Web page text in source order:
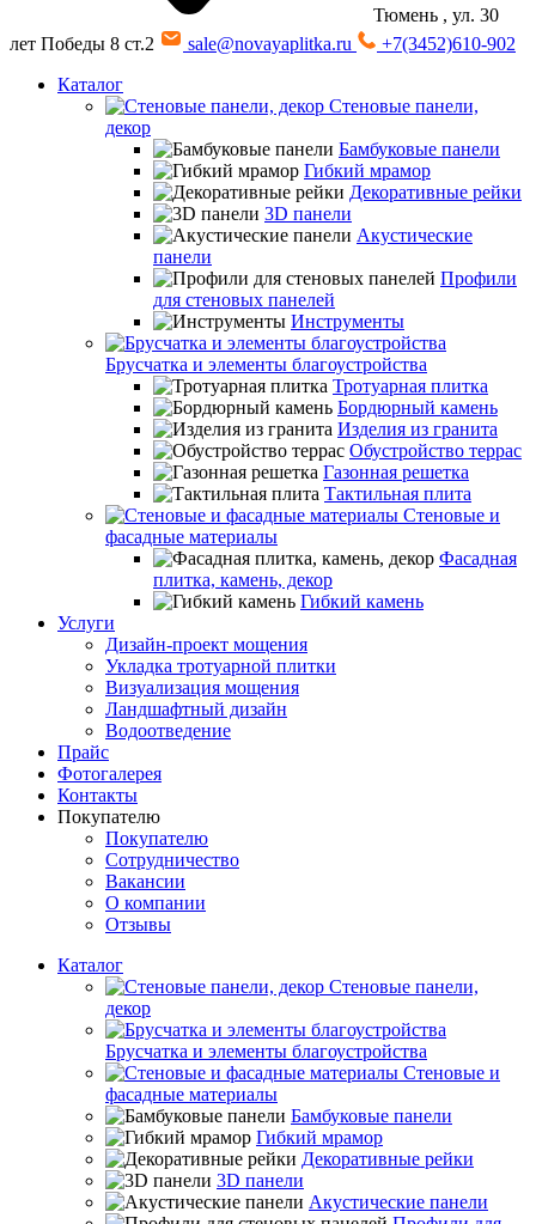
Тюмень , ул. 30
лет Победы 8 ст.2
sale@novayaplitka.ru
+7(3452)610-902
Каталог
Стеновые панели,
декор
Бамбуковые панели
Гибкий мрамор
Декоративные рейки
3D панели
Акустические
панели
Профили
для стеновых панелей
Инструменты
Брусчатка и элементы благоустройства
Тротуарная плитка
Бордюрный камень
Изделия из гранита
Обустройство террас
Газонная решетка
Тактильная плита
Стеновые и
фасадные материалы
Фасадная
плитка, камень, декор
Гибкий камень
Услуги
Дизайн-проект мощения
Укладка тротуарной плитки
Визуализация мощения
Ландшафтный дизайн
Водоотведение
Прайс
Фотогалерея
Контакты
Покупателю
Покупателю
Сотрудничество
Вакансии
О компании
Отзывы
Каталог
Стеновые панели,
декор
Брусчатка и элементы благоустройства
Стеновые и
фасадные материалы
Бамбуковые панели
Гибкий мрамор
Декоративные рейки
3D панели
Акустические панели